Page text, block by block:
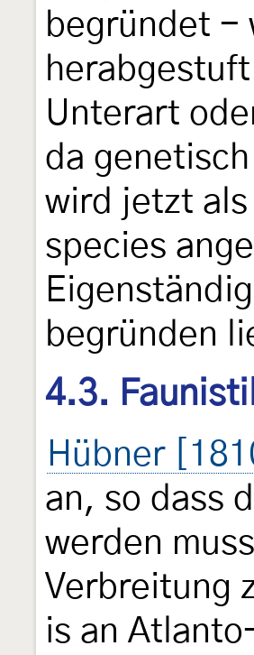
begründet -
Unterart
da
wird jetzt als
species
begründen
4.3.
Hübner
an, so dass
werden
Verbreitung
is an